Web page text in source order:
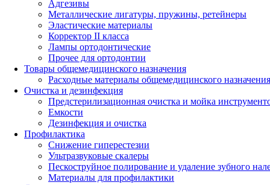
Адгезивы
Металлические лигатуры, пружины, ретейнеры
Эластические материалы
Корректор II класса
Лампы ортодонтические
Прочее для ортодонтии
Товары общемедицинского назначения
Расходные материалы общемедицинского назначения
Очистка и дезинфекция
Предстерилизационная очистка и мойка
Емкости
Дезинфекция и очистка
Профилактика
Снижение гиперестезии
Ультразвуковые скалеры
Пескоструйное полирование и удаление зубного
Материалы для профилактики